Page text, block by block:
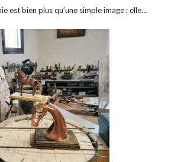
est bien plus qu’une simple image ; elle…